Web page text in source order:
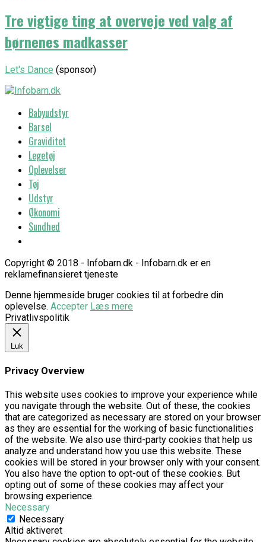
Tre vigtige ting at overveje ved valg af
børnenes madkasser
Let's Dance (sponsor)
Babyudstyr
Barsel
Graviditet
Legetøj
Oplevelser
Tøj
Udstyr
Økonomi
Sundhed
Copyright © 2018 - Infobarn.dk - Infobarn.dk er en
reklamefinansieret tjeneste
Denne hjemmeside bruger cookies til at forbedre din
oplevelse. Accepter Læs mere
Privatlivspolitik
Luk
Privacy Overview
This website uses cookies to improve your experience while
you navigate through the website. Out of these, the cookies
that are categorized as necessary are stored on your browser
as they are essential for the working of basic functionalities
of the website. We also use third-party cookies that help us
analyze and understand how you use this website. These
cookies will be stored in your browser only with your consent.
You also have the option to opt-out of these cookies. But
opting out of some of these cookies may affect your
browsing experience.
Necessary
Necessary
Altid aktiveret